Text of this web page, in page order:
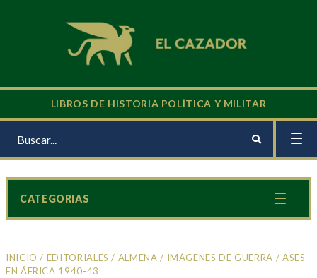
LIBROS DE HISTORIA POLÍTICA Y MILITAR
INICIO / EDITORIALES / ALMENA / IMÁGENES DE GUERRA / ASES
EN ÁFRICA 1940-43
CATEGORIAS